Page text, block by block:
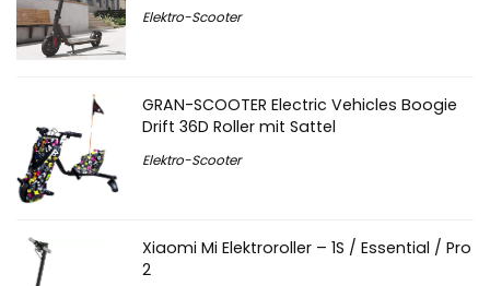
Elektro-Scooter
GRAN-SCOOTER Electric Vehicles Boogie
Drift 36D Roller mit Sattel
Elektro-Scooter
Xiaomi Mi Elektroroller – 1S / Essential / Pro
2